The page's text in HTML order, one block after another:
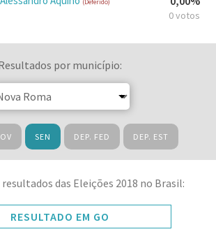
0 votos
por município:
SEN DEP. FED DEP. EST
das Eleições 2018 no Brasil:
RESULTADO EM GO